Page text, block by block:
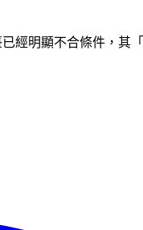
經明顯不合條件，其